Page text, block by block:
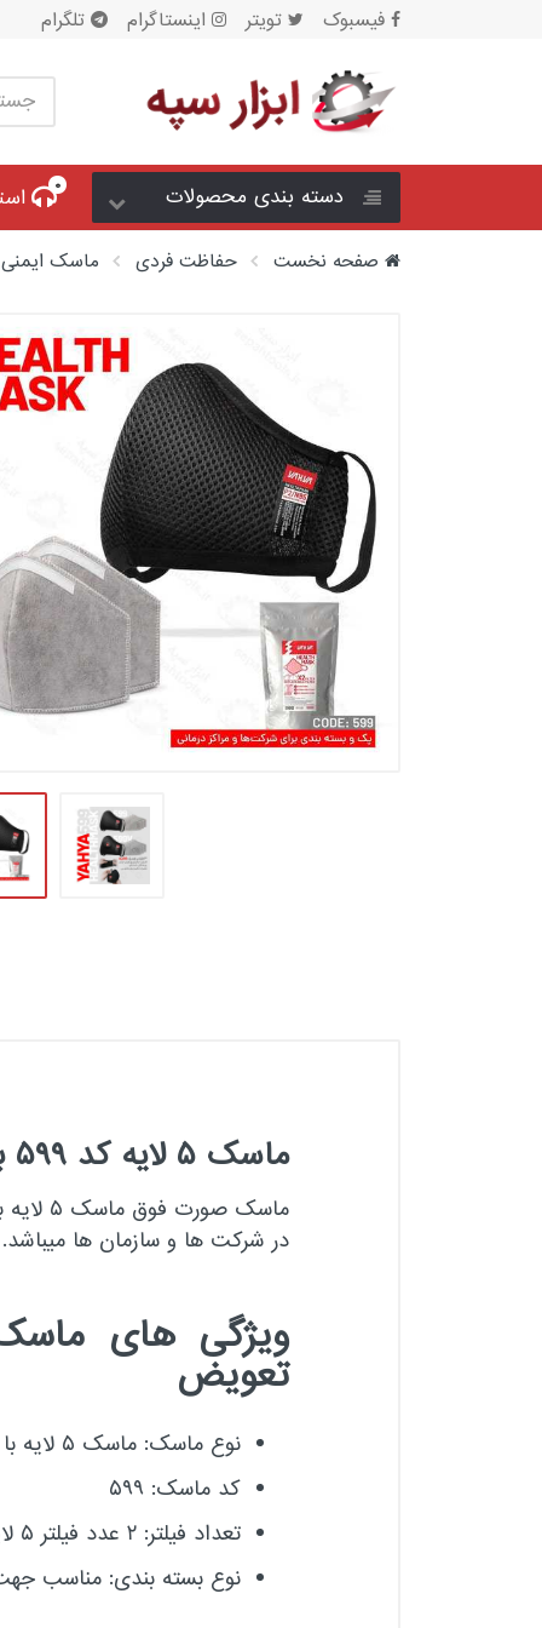
فیسبوک تویتر اینستاگرام تلگرام
حفاظت فردی
دستگاه و سامانه ها
تجهیزات کار در ارتفاع
نایلون
بادنما
ابزار برقی و شارژی
ابزار اندازه گیری
ابزار بادی و بنزینی
ابزار دستی
دسته بندی محصولات ۰
صفحه نخست حفاظت فردی ماسک ایمنی
ماسک ۵ لایه کد ۵۹۹ برند یحیی (YAHYA) فیلتر قابل تعویض
در شرکت ها و سازمان ها میباشد.
تعویض
نوع ماسک: ماسک ۵ لایه با رویه قابل شستشو
کد ماسک: ۵۹۹
تعداد فیلتر: ۲ عدد فیلتر ۵ لایه با قابلیت تعویض
نوع بسته بندی: مناسب